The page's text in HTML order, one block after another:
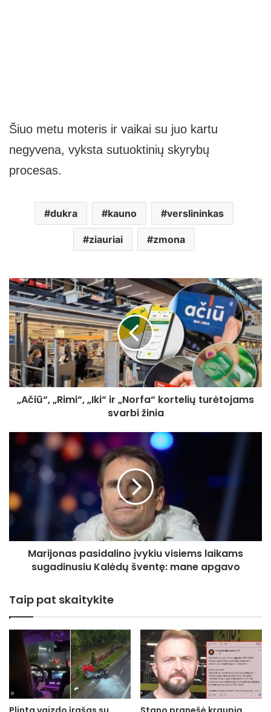
Šiuo metu moteris ir vaikai su juo kartu
negyvena, vyksta sutuoktinių skyrybų
procesas.
dukra kauno verslininkas
ziauriai zmona
„Ačiū“,
„Rimi“,
„Iki“
ir
„Norfa“
kortelių
turėtojams
svarbi
žinia
„Ačiū“, „Rimi“, „Iki“ ir „Norfa“ kortelių turėtojams
svarbi žinia
laikams
sugadinusiu
Kalėdų
šventę:
mane
apgavoMarijonas pasidalino įvykiu visiems laikams
sugadinusiu Kalėdų šventę: mane apgavo
Taip pat skaitykite